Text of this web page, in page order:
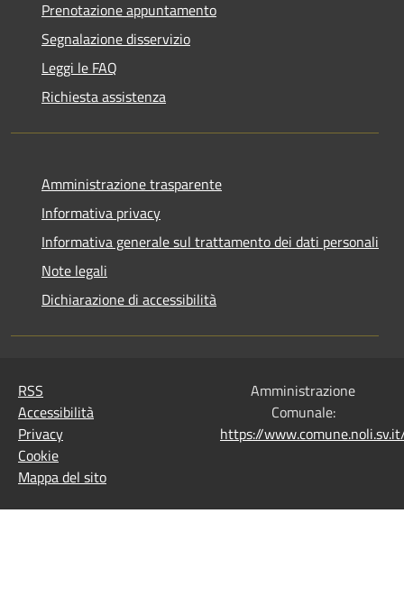
Prenotazione appuntamento
Segnalazione disservizio
Leggi le FAQ
Richiesta assistenza
Amministrazione trasparente
Informativa privacy
Informativa generale sul trattamento dei dati personali
Note legali
Dichiarazione di accessibilità
RSS
Accessibilità
Privacy
Cookie
Mappa del sito
Amministrazione
Comunale:
https://